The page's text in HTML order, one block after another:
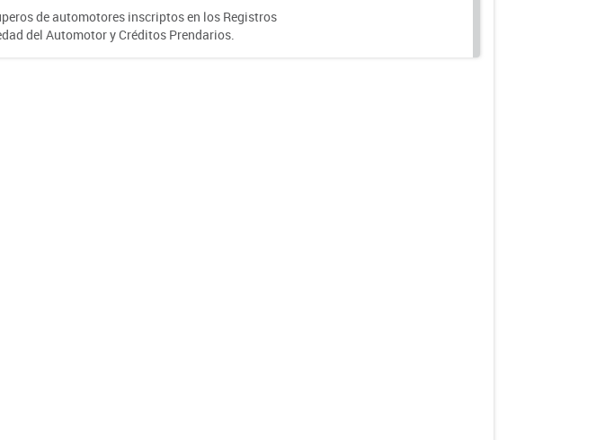
de automotores inscriptos en los Registros
del Automotor y Créditos Prendarios.